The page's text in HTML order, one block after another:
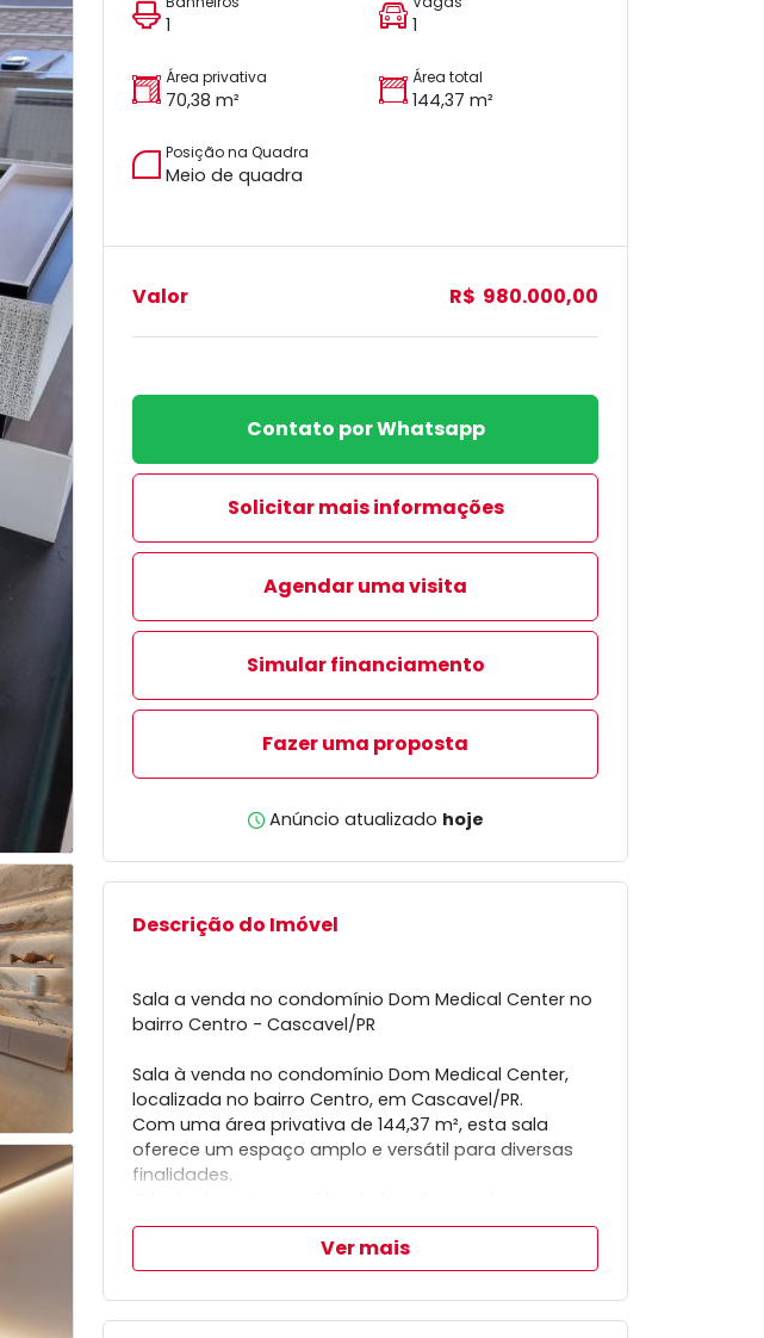
1 1
Área privativa
70,38 m²
Área total
144,37 m²
Posição na Quadra
Meio de quadra
Valor R$ 980.000,00
Contato por Whatsapp
Solicitar mais informações
Agendar uma visita
Simular financiamento
Fazer uma proposta
Anúncio atualizado hoje
Descrição do Imóvel
Sala a venda no condomínio Dom Medical Center no
bairro Centro - Cascavel/PR
Sala à venda no condomínio Dom Medical Center,
localizada no bairro Centro, em Cascavel/PR.
Com uma área privativa de 144,37 m², esta sala
oferece um espaço amplo e versátil para diversas
finalidades.
proporcionando conveniência e praticidade.
Ideal para profissionais que buscam um espaço
bem localizado e funcional.
Entre em contato para mais informações e agende
uma visita.
Ver mais